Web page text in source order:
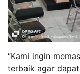
“Kami ingin
terbaik agar